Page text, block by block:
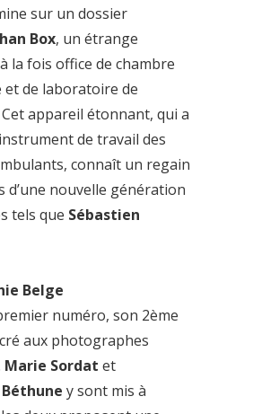
sur un dossier
Box, un étrange
la fois office de chambre
de laboratoire de
appareil étonnant, qui a
de travail des
connaît un regain
d’une nouvelle génération
tels que Sébastien
Belge
numéro, son 2ème
aux photographes
Marie Sordat et
y sont mis à